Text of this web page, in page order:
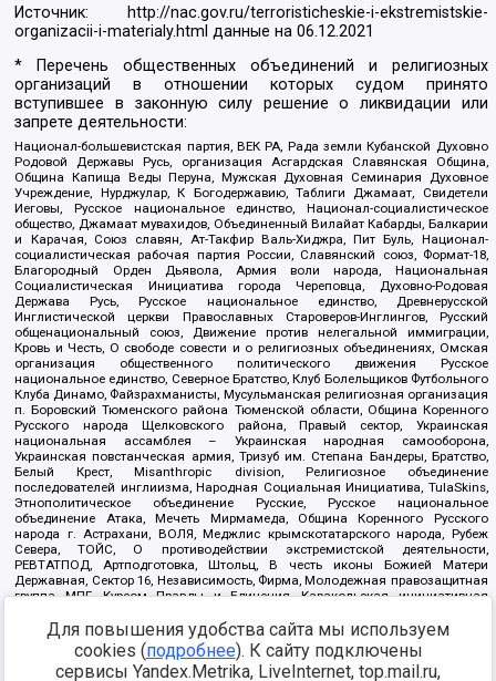
Источник:
http://nac.gov.ru/terroristicheskie-i-ekstremistskie-
organizacii-i-materialy.html данные на06.12.2021
* Перечень общественных объединений и религиозных
организаций в отношении которых судом принято
вступившее в законную силу решение о ликвидации или
запрете деятельности:
Национал-большевистская партия, ВЕК РА, Рада земли Кубанской Духовно
Родовой Державы Русь, организация Асгардская Славянская Община,
Община Капища Веды Перуна, Мужская Духовная Семинария Духовное
Учреждение, Нурджулар, К Богодержавию, Таблиги Джамаат, Свидетели
Иеговы, Русское национальное единство, Национал-социалистическое
общество, Джамаат мувахидов, Объединенный Вилайат Кабарды, Балкарии
и Карачая, Союз славян, Ат-Такфир Валь-Хиджра, Пит Буль, Национал-
социалистическая рабочая партия России, Славянский союз, Формат-18,
Благородный Орден Дьявола, Армия воли народа, Национальная
Социалистическая Инициатива города Череповца, Духовно-Родовая
Держава Русь, Русское национальное единство, Древнерусской
Инглистической церкви Православных Староверов-Инглингов, Русский
общенациональный союз, Движение против нелегальной иммиграции,
Кровь и Честь, О свободе совести и о религиозных объединениях, Омская
организация общественного политического движения Русское
национальное единство, Северное Братство, Клуб Болельщиков Футбольного
Клуба Динамо, Файзрахманисты, Мусульманская религиозная организация
п. Боровский Тюменского района Тюменской области, Община Коренного
Русского народа Щелковского района, Правый сектор, Украинская
национальная ассамблея – Украинская народная самооборона,
Украинская повстанческая армия, Тризуб им. Степана Бандеры, Братство,
Белый Крест, Misanthropic division, Религиозное объединение
последователей инглиизма, Народная Социальная Инициатива, TulaSkins,
Этнополитическое объединение Русские, Русское национальное
объединение Атака, Мечеть Мирмамеда, Община Коренного Русского
народа г. Астрахани, ВОЛЯ, Меджлис крымскотатарского народа, Рубеж
Севера, ТОЙС, О противодействии экстремистской деятельности,
РЕВТАТПОД, Артподготовка, Штольц, В честь иконы Божией Матери
Державная, Сектор 16, Независимость, Фирма, Молодежная правозащитная
группа МПГ, Курсом Правды и Единения, Каракольская инициативная
Благотворительный пансионат Ак Умут, Русская республика Русь,
Арестантское уголовное единство, Башкорт, Нация и свобода, W.H.С., Фалунь
Дафа, Иртыш Ultras, Русский Патриотический клуб-Новокузнецк/РПК,
Сибирский державный союз, Фонд борьбы с коррупцией, Фонд защиты прав
Для повышения удобства сайта мы используем
cookies (подробнее). К сайту подключены
сервисы Yandex.Metrika, LiveInternet, top.mail.ru,